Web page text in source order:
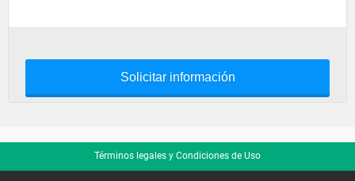
Solicitar información
Términos legales y Condiciones de Uso